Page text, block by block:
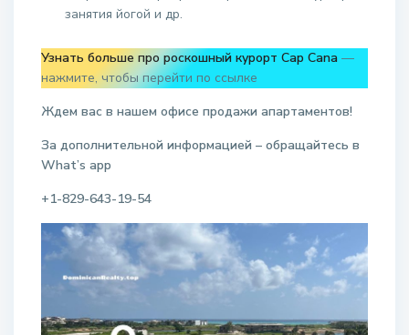
занятия йогой и др.
Узнать больше про роскошный курорт Cap Cana —
нажмите, чтобы перейти по ссылке
Ждем вас в нашем офисе продажи апартаментов!
За дополнительной информацией – обращайтесь в
What’s app
+1-829-643-19-54